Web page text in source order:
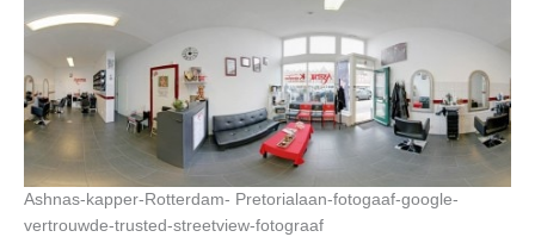
Ashnas-kapper-Rotterdam- Pretorialaan-fotogaaf-google-
vertrouwde-trusted-streetview-fotograaf